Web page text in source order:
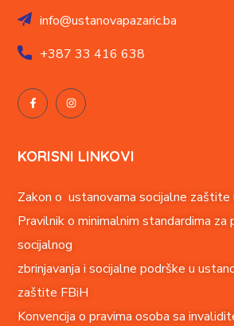
info@ustanovapazaric.ba
+38733 416 638
KORISNI LINKOVI
Zakon o ustanovama socijalne zaštite
Pravilnik o minimalnim standardima za
socijalnog
zbrinjavanja i socijalne podrške u
zaštite FBiH
Konvencija o pravima osoba sa